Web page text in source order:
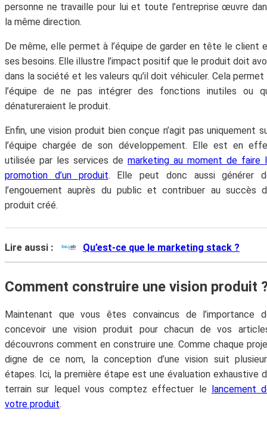
personne ne travaille pour lui et toute l’entreprise œuvre
la même direction.
De même, elle permet à l’équipe de garder en tête le client
ses besoins. Elle illustre l’impact positif que le produit doit
dans la société et les valeurs qu’il doit véhiculer. Cela permet
l’équipe de ne pas intégrer des fonctions inutiles ou
dénatureraient le produit.
Enfin, une vision produit bien conçue n’agit pas uniquement
l’équipe chargée de son développement. Elle est en
utilisée par les services de marketing au moment de faire
promotion d’un produit. Elle peut donc aussi générer
l’engouement auprès du public et contribuer au succès
produit créé.
Lire aussi : Qu’est-ce que le marketing stack ?
Comment construire une vision produit
Maintenant que vous êtes convaincus de l’importance
concevoir une vision produit pour chacun de vos
découvrons comment en construire une. Comme chaque
digne de ce nom, la conception d’une vision suit
étapes. Ici, la première étape est une évaluation exhaustive
terrain sur lequel vous comptez effectuer le lancement
votre produit.